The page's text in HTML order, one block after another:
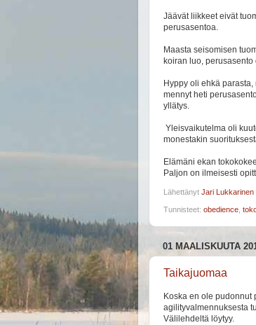
Jäävät liikkeet eivät
perusasentoa.
Maasta seisomisen
koiran luo,
Hyppy oli ehkä
mennyt heti
yllätys.
Yleisvaikutelma oli
monestakin
Elämäni ekan
Paljon on ilmeisesti
Lähettänyt Jari Lukkarinen
Tunnisteet: obedience
01 MAALISKUUTA
Taikajuomaa
Koska en ole
agilityvalmennuksesta
Välilehdeltä löytyy.